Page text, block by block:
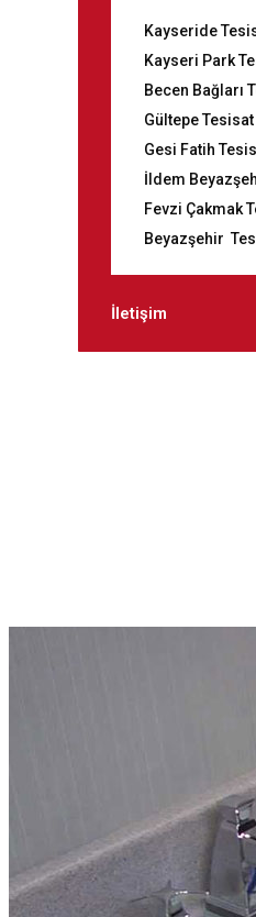
Kayseride
Kayseri Park
Becen Bağları
Gültepe
Gesi Fatih
İldem
Fevzi Çakmak
Beyazşehir
İletişim